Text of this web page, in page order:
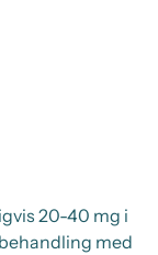
20-40 mg i
med